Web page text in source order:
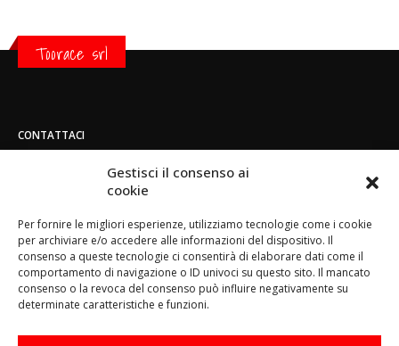
Gestisci il consenso ai
cookie
Per fornire le migliori esperienze, utilizziamo tecnologie come i cookie
per archiviare e/o accedere alle informazioni del dispositivo. Il
consenso a queste tecnologie ci consentirà di elaborare dati come il
comportamento di navigazione o ID univoci su questo sito. Il mancato
consenso o la revoca del consenso può influire negativamente su
determinate caratteristiche e funzioni.
Toorace srl
CONTATTACI
Strada di San Mauro 236/B - 10156 - Torino
(+39) 011.800.49.59
Email:
info@toorace.it
Orario di lavoro: